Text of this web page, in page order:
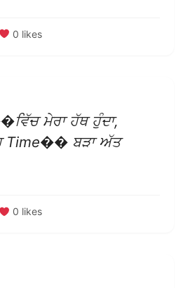
0 likes
ਮੇਰਾ ਹੱਥ ਹੁੰਦਾ,
Time�� ਬੜਾ ਅੱਤ
0 likes